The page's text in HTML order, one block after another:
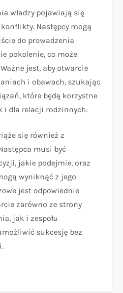
władzy pojawiają się
Następcy mogą
do prowadzenia
pokolenie, co może
jest, aby otwarcie
i obawach, szukając
które będą korzystne
i dla relacji rodzinnych.
się również z
musi być
jakie podejmie, oraz
wyniknąć z jego
jest odpowiednie
zarówno ze strony
jak i zespołu
sukcesję bez